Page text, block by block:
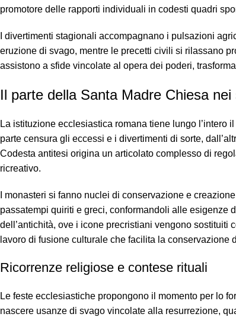
promotore delle rapporti individuali in codesti quadri
I divertimenti stagionali accompagnano i pulsazioni
eruzione di svago, mentre le precetti civili si rilassano
assistono a sfide vincolate al opera dei poderi,
Il parte della Santa Madre Chiesa
La istituzione ecclesiastica romana tiene lungo
parte censura gli eccessi e i divertimenti di sorte,
Codesta antitesi origina un articolato complesso di
ricreativo.
I monasteri si fanno nuclei di conservazione e
passatempi quiriti e greci, conformandoli alle esigenze
dell’antichità, ove i icone precristiani vengono
lavoro di fusione culturale che facilita la
Ricorrenze religiose e contese rituali
Le feste ecclesiastiche propongono il momento per lo
nascere usanze di svago vincolate alla resurrezione,